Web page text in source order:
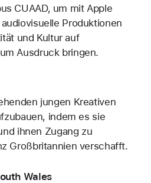
CUAAD, um mit Apple
Produktionen
und Kultur auf
Ausdruck bringen.
jungen Kreativen
indem es sie
ihnen Zugang zu
Großbritannien verschafft.
Wales